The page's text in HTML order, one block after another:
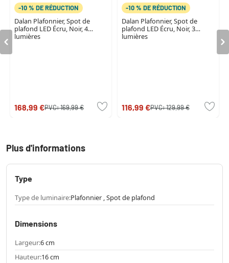
-10 % DE RÉDUCTION
Dalan Plafonnier, Spot de
plafond LED Écru, Noir, 4
lumières
168,99 €PVC:169,99 €
-10 % DE RÉDUCTION
Dalan Plafonnier, Spot de
plafond LED Écru, Noir, 3
lumières
116,99 €PVC:129,99 €
Plus d'informations
Type
Type de luminaire:Plafonnier , Spot de plafond
Dimensions
Largeur:6 cm
Hauteur:16 cm